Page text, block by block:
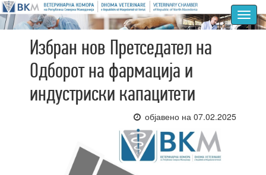
Избран нов Претседател на
Одборот на фармација и
индустриски капацитети
објавено на 07.02.2025